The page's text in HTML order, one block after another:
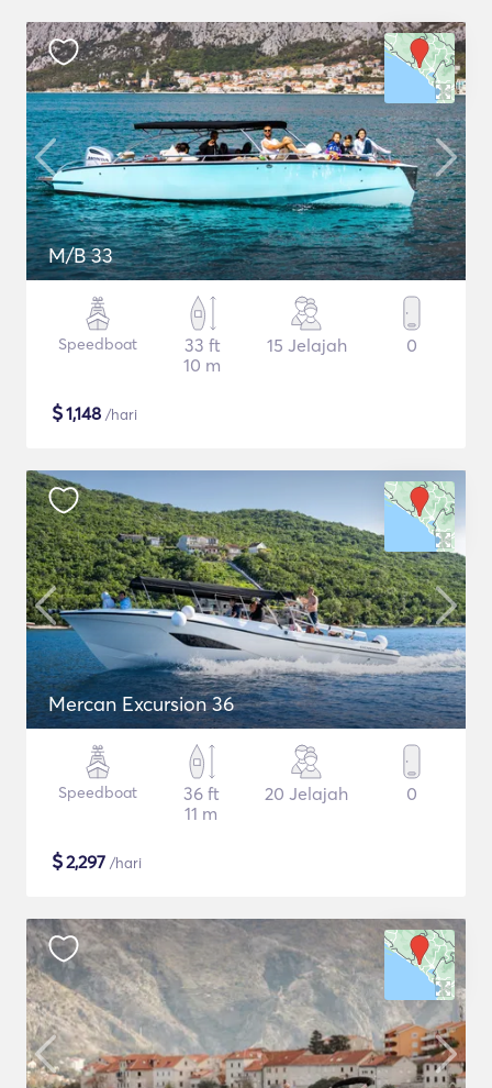
M/B 33
Speedboat
33 ft
10 m
15 Jelajah 0
$1,148 /hari
Mercan Excursion 36
Speedboat
36 ft
11 m
20 Jelajah 0
$2,297 /hari